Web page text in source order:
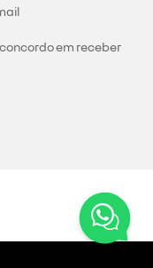
em receber